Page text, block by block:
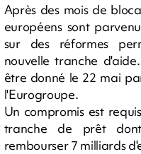
Après des mois de
européens sont
sur des réformes
nouvelle tranche
être donné le 22 mai
l'Eurogroupe.
Un compromis est
tranche de prêt
rembourser 7 milliards